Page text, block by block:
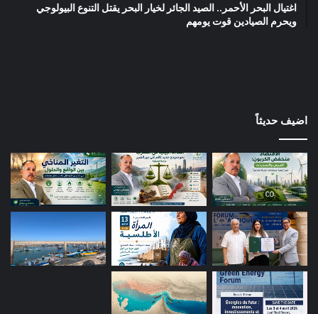
اغتيال البحر الأحمر.. الصيد الجائر لخيار البحر يقتل التنوع البيولوجي
ويحرم الصيادين قوت يومهم
اضيف حديثاً